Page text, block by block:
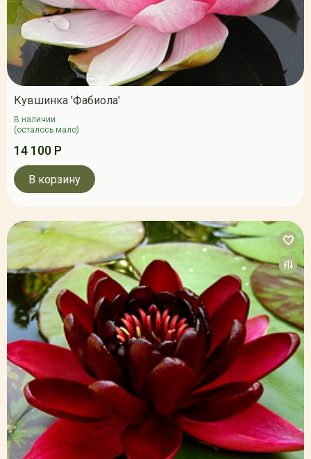
Кувшинка 'Фабиола'
В наличии
(осталось мало)
14 100 Р
В корзину